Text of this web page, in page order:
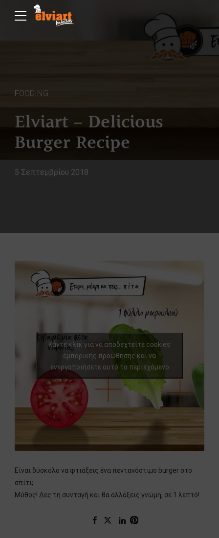
FOODING
Elviart – Delicious
Burger Recipe
5 Σεπτεμβρίου 2018
Κάντε κλικ για να αποδεχτείτε cookies
εμπορικής προώθησης και να
ενεργοποιήσετε αυτό το περιεχόμενο
Είναι δύσκολο να φτιάξεις ένα πεντανόστιμο burger στο
σπίτι;
Μύθος! Δες τη συνταγή και θα αλλάξεις γνώμη, σε 1 λεπτό!